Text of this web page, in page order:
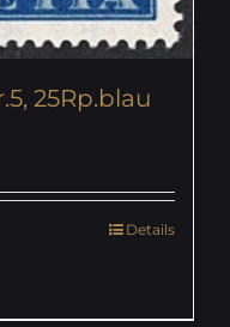
25Rp.blau
Details